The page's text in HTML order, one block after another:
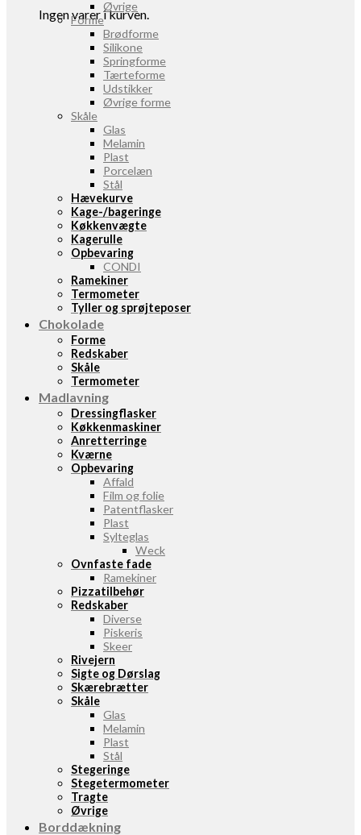
Ingen varer i kurven.
Øvrige
Forme
Brødforme
Silikone
Springforme
Tærteforme
Udstikker
Øvrige forme
Skåle
Glas
Melamin
Plast
Porcelæn
Stål
Hævekurve
Kage-/bageringe
Køkkenvægte
Kagerulle
Opbevaring
CONDI
Ramekiner
Termometer
Tyller og sprøjteposer
Chokolade
Forme
Redskaber
Skåle
Termometer
Madlavning
Dressingflasker
Køkkenmaskiner
Anretterringe
Kværne
Opbevaring
Affald
Film og folie
Patentflasker
Plast
Sylteglas
Weck
Ovnfaste fade
Ramekiner
Pizzatilbehør
Redskaber
Diverse
Piskeris
Skeer
Rivejern
Sigte og Dørslag
Skærebrætter
Skåle
Glas
Melamin
Plast
Stål
Stegeringe
Stegetermometer
Tragte
Øvrige
Borddækning